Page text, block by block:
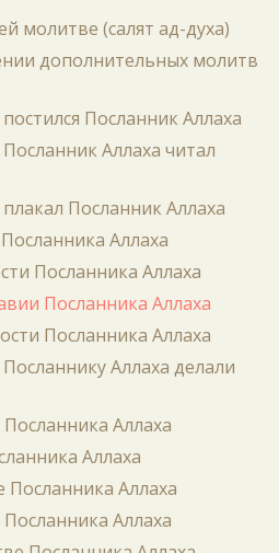
молитве (салят ад-духа)
дополнительных молитв
Посланник Аллаха
Аллаха читал
Посланник Аллаха
Аллаха
Посланника Аллаха
Посланника Аллаха
Посланника Аллаха
Аллаха делали
Аллаха
Аллаха
Посланника Аллаха
Аллаха